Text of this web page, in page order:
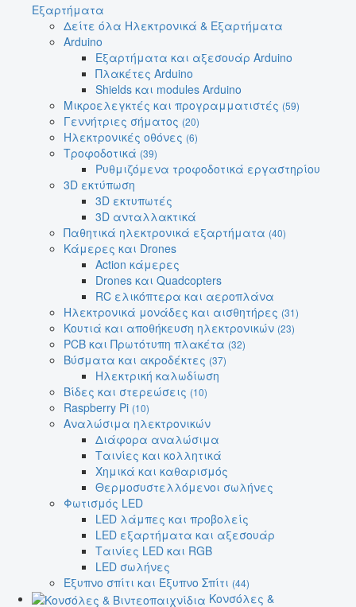
Εξαρτήματα
Δείτε όλα Ηλεκτρονικά & Εξαρτήματα
Arduino
Εξαρτήματα και αξεσουάρ Arduino
Πλακέτες Arduino
Shields και modules Arduino
Μικροελεγκτές και προγραμματιστές (59)
Γεννήτριες σήματος (20)
Ηλεκτρονικές οθόνες (6)
Τροφοδοτικά (39)
Ρυθμιζόμενα τροφοδοτικά εργαστηρίου
3D εκτύπωση
3D εκτυπωτές
3D ανταλλακτικά
Παθητικά ηλεκτρονικά εξαρτήματα (40)
Κάμερες και Drones
Action κάμερες
Drones και Quadcopters
RC ελικόπτερα και αεροπλάνα
Ηλεκτρονικά μονάδες και αισθητήρες (31)
Κουτιά και αποθήκευση ηλεκτρονικών (23)
PCB και Πρωτότυπη πλακέτα (32)
Βύσματα και ακροδέκτες (37)
Ηλεκτρική καλωδίωση
Βίδες και στερεώσεις (10)
Raspberry Pi (10)
Αναλώσιμα ηλεκτρονικών
Διάφορα αναλώσιμα
Ταινίες και κολλητικά
Χημικά και καθαρισμός
Θερμοσυστελλόμενοι σωλήνες
Φωτισμός LED
LED λάμπες και προβολείς
LED εξαρτήματα και αξεσουάρ
Ταινίες LED και RGB
LED σωλήνες
Έξυπνο σπίτι και Έξυπνο Σπίτι (44)
Κονσόλες &